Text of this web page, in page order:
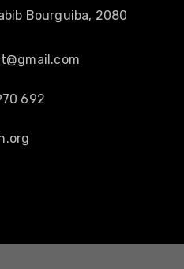
Bourguiba, 2080
692